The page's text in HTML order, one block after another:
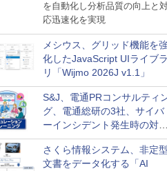
を自動化し分析品質の向上と
応迅速化を実現
メシウス、グリッド機能を強
化したJavaScript UIライブラ
リ「Wijmo 2026J v1.1」
S&J、電通PRコンサルティ
グ、電通総研の3社、サイバ
ーインシデント発生時の対応
と危機管理広報を一体的に
練するプログラムを提供
さくら情報システム、非定型
文書をデータ化する「AI